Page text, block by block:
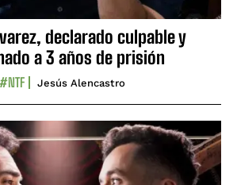
declarado culpable y
a 3 años de prisión
#NTF Jesús Alencastro